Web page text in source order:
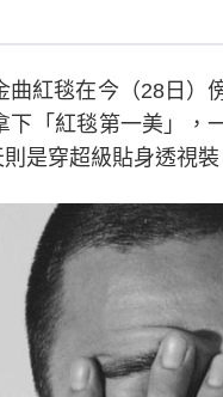
曲紅毯在今（28日
「紅毯第一美」
是穿超級貼身透視裝